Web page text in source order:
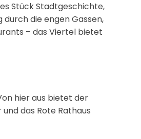
Stück Stadtgeschichte,
die engen Gassen,
– das Viertel bietet
hier aus bietet der
das Rote Rathaus